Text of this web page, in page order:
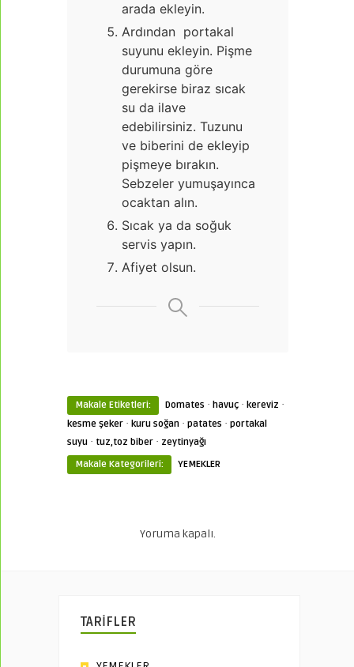
arada ekleyin.
Ardından portakal
suyunu ekleyin. Pişme
durumuna göre
gerekirse biraz sıcak
su da ilave
edebilirsiniz. Tuzunu
ve biberini de ekleyip
pişmeye bırakın.
Sebzeler yumuşayınca
ocaktan alın.
Sıcak ya da soğuk
servis yapın.
Afiyet olsun.
Makale Etiketleri: Domates · havuç · kereviz ·
kesme şeker · kuru soğan · patates · portakal
suyu · tuz,toz biber · zeytinyağı
Makale Kategorileri:
YEMEKLER
Yoruma kapalı.
TARİFLER